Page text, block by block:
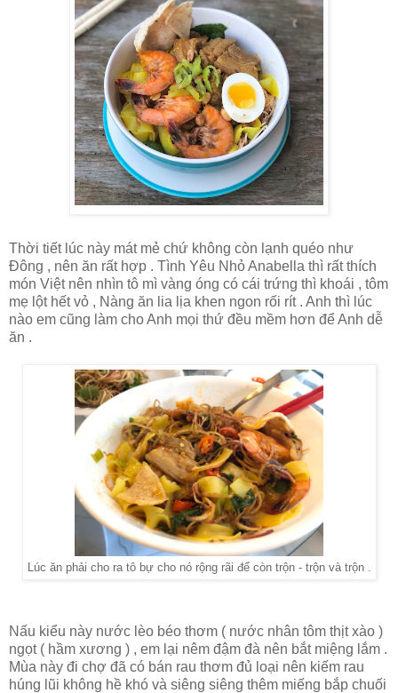
Thời tiết lúc này mát mẻ chứ không còn lạnh quéo như
Đông , nên ăn rất hợp . Tình Yêu Nhỏ Anabella thì rất thích
món Việt nên nhìn tô mì vàng óng có cái trứng thì khoái , tôm
mẹ lột hết vỏ , Nàng ăn lia lịa khen ngon rối rít . Anh thì lúc
nào em cũng làm cho Anh mọi thứ đều mềm hơn để Anh dễ
ăn .
Lúc ăn phải cho ra tô bự cho nó rộng rãi để còn trộn - trộn và trộn .
Nấu kiểu này nước lèo béo thơm ( nước nhân tôm thịt xào )
ngọt ( hầm xương ) , em lại nêm đậm đà nên bắt miệng lắm .
Mùa này đi chợ đã có bán rau thơm đủ loại nên kiếm rau
húng lũi không hề khó và siêng siêng thêm miếng bắp chuối